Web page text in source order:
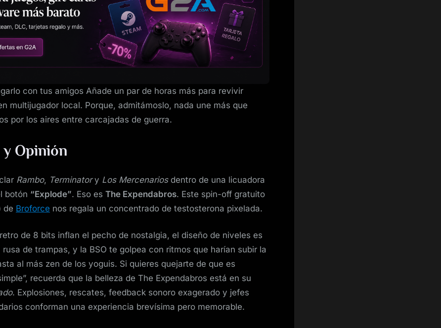
con tus amigos Añade un par de horas más para revivir
multijugador local. Porque, admitámoslo, nada une más que
por los aires entre carcajadas de guerra.
Opinión
Rambo, Terminatory Los Mercenariosdentro de una licuadora
botón “Explode”. Eso es The Expendabros. Este spin-off gratuito
de Broforce nos regala un concentrado de testosterona pixelada.
de 8 bits inflan el pecho de nostalgia, el diseño de niveles es
rusa de trampas, y la BSO te golpea con ritmos que harían subir la
al más zen de los yoguis. Si quieres quejarte de que es
recuerda que la belleza de The Expendabros está en su
. Explosiones, rescates, feedback sonoro exagerado y jefes
conforman una experiencia brevísima pero memorable.